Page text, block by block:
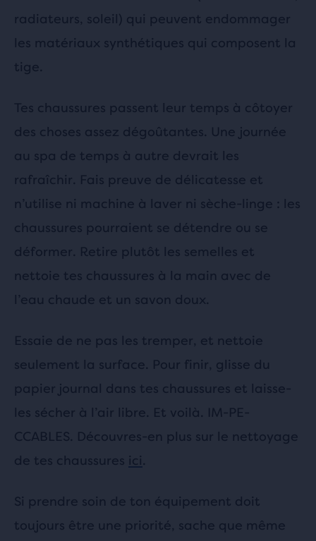
radiateurs, soleil) qui peuvent endommager
les matériaux synthétiques qui composent la
tige.
Tes chaussures passent leur temps à côtoyer
des choses assez dégoûtantes. Une journée
au spa de temps à autre devrait les
rafraîchir. Fais preuve de délicatesse et
n’utilise ni machine à laver ni sèche-linge : les
chaussures pourraient se détendre ou se
déformer. Retire plutôt les semelles et
nettoie tes chaussures à la main avec de
l’eau chaude et un savon doux.
Essaie de ne pas les tremper, et nettoie
seulement la surface. Pour finir, glisse du
papier journal dans tes chaussures et laisse-
les sécher à l’air libre. Et voilà. IM-PE-
CCABLES. Découvres-en plus sur le nettoyage
de tes chaussures ici.
Si prendre soin de ton équipement doit
toujours être une priorité, sache que même